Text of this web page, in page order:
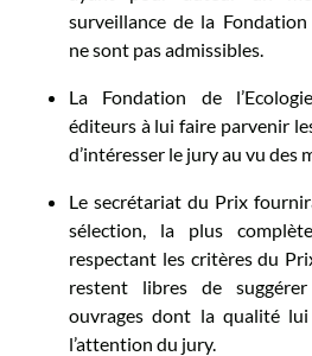
surveillance de la
ne sont pas admissibles.
La Fondation de
éditeurs à lui faire parvenir
d’intéresser le jury au vu des
Le secrétariat du Prix
sélection, la plus
respectant les critères du
restent libres de
ouvrages dont la qualité
l’attention du jury.